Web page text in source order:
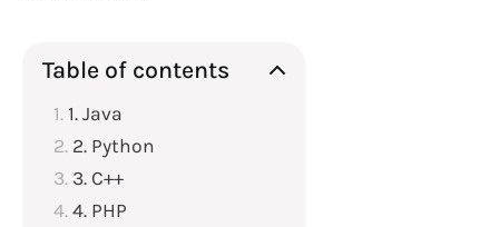
Table of contents
1. Java
2. Python
3. C++
4. PHP